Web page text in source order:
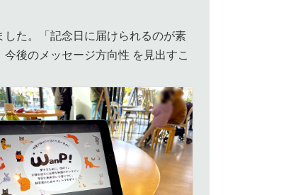
た。「記念日に届けられるのが素
後のメッセージ方向性 を見出すこ